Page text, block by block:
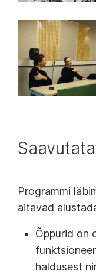
Programmi
aitavad
Õppurid on
haldusest